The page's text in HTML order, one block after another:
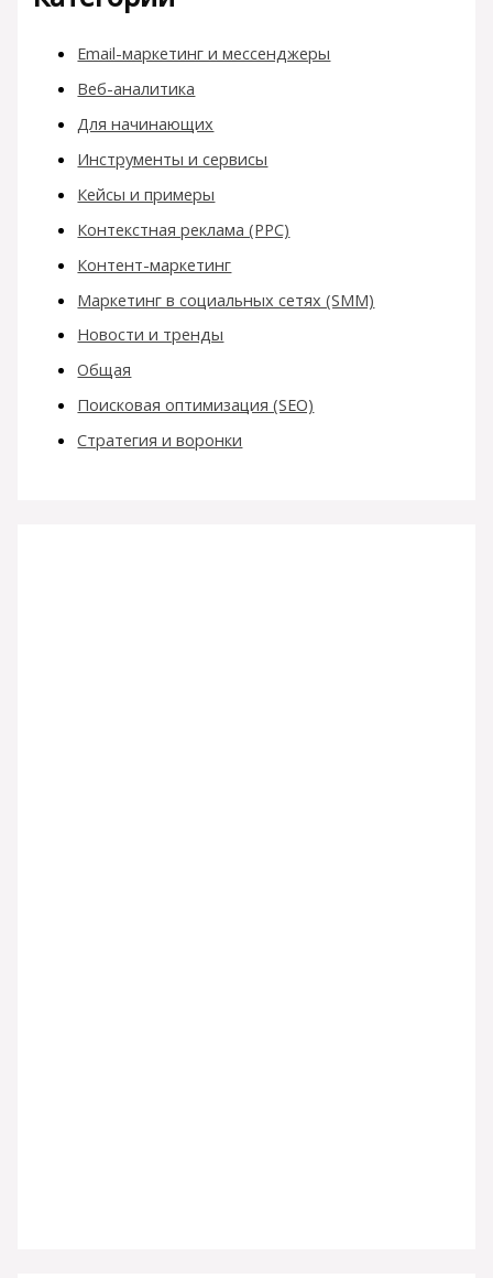
Email-маркетинг и мессенджеры
Веб-аналитика
Для начинающих
Инструменты и сервисы
Кейсы и примеры
Контекстная реклама (PPC)
Контент-маркетинг
Маркетинг в социальных сетях (SMM)
Новости и тренды
Общая
Поисковая оптимизация (SEO)
Стратегия и воронки